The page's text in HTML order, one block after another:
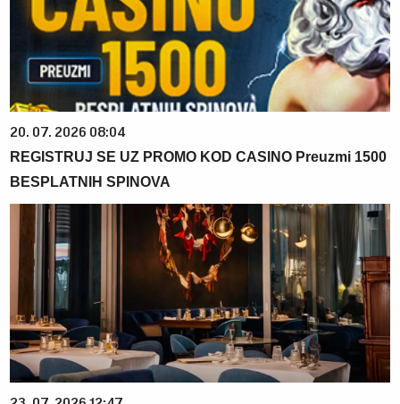
20. 07. 2026 08:04
REGISTRUJ SE UZ PROMO KOD CASINO Preuzmi 1500
BESPLATNIH SPINOVA